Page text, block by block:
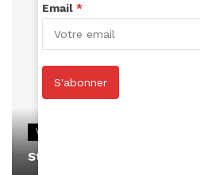
VIDEOS
Stacy passe un message
Email *
S'abonner